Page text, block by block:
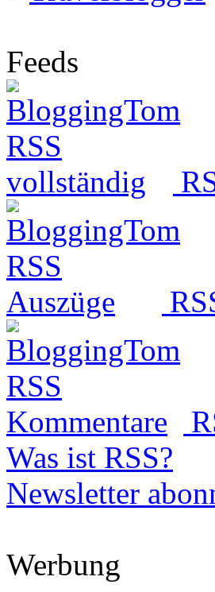
Feeds
Was ist RSS?
Newsletter
Werbung